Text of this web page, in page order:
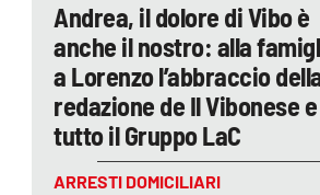
Andrea, il dolore di Vibo è
anche il nostro: alla
a Lorenzo l’abbraccio
redazione de Il Vibonese
tutto il Gruppo LaC
ARRESTI DOMICILIARI